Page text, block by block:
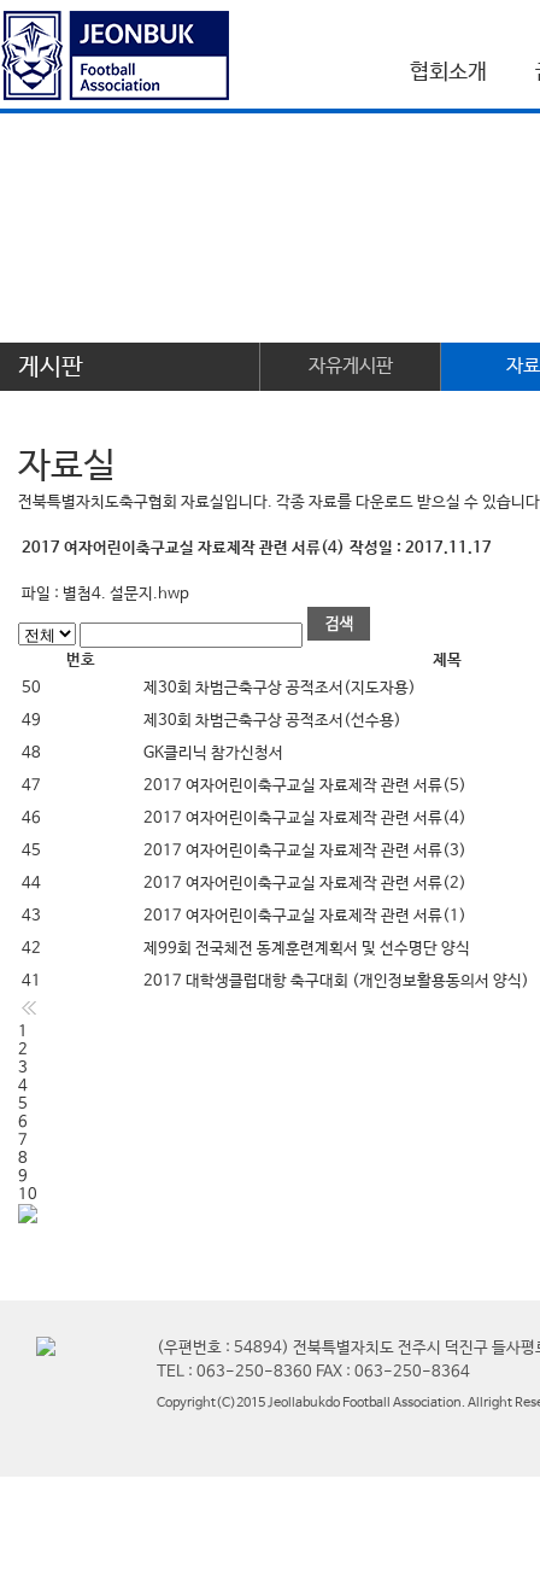
협회소개
게시판 자유게시판 자
자료실
전북특별자치도축구협회 자료실입니다. 각종 자료를 다운로드 받으실 수 있습니
2017 여자어린이축구교실 자료제작 관련 서류(4) 작성일 : 2017.11.17
파일 : 별첨4. 설문지.hwp
번호
제목
50
제30회 차범근축구상 공적조서(지도자용)
49
제30회 차범근축구상 공적조서(선수용)
48
GK클리닉 참가신청서
47
2017 여자어린이축구교실 자료제작 관련 서류(5)
46
2017 여자어린이축구교실 자료제작 관련 서류(4)
45
2017 여자어린이축구교실 자료제작 관련 서류(3)
44
2017 여자어린이축구교실 자료제작 관련 서류(2)
43
2017 여자어린이축구교실 자료제작 관련 서류(1)
42
제99회 전국체전 동계훈련계획서 및 선수명단 양식
41
2017 대학생클럽대항 축구대회 (개인정보활용동의서 양식)
1
2
3
4
5
6
7
8
9
10
(우편번호 : 54894) 전북특별자치도 전주시 덕진구 들사
TEL : 063-250-8360 FAX : 063-250-8364
Copyright(C)2015 Jeollabukdo Football Association. Allright